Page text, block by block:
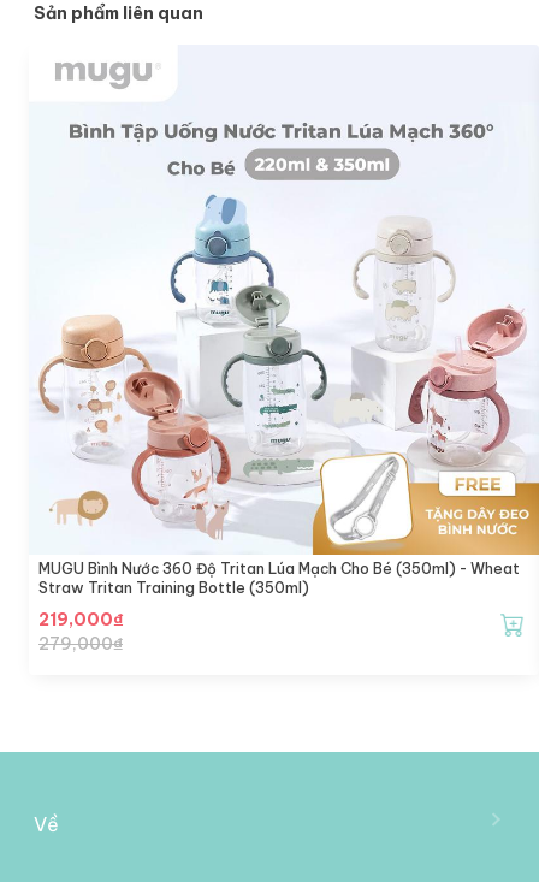
Sản phẩm liên quan
MUGU Bình Nước 360 Độ Tritan Lúa Mạch Cho Bé (350ml) - Wheat
Straw Tritan Training Bottle (350ml)
219,000₫
279,000₫
Về